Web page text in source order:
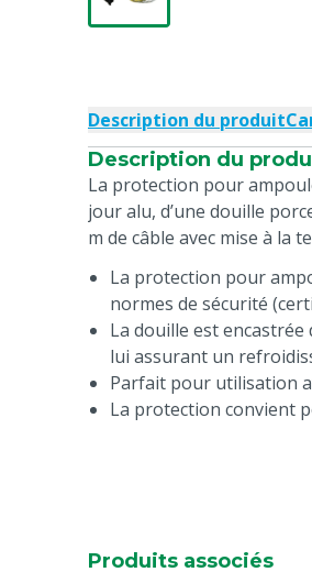
Description du produit
Description du
La protection pour
jour alu, d’une douille
m de câble avec mise à la
La protection pour
normes de sécurité
La douille est
lui assurant un
Parfait pour utilisation
La protection convient
Produits associés